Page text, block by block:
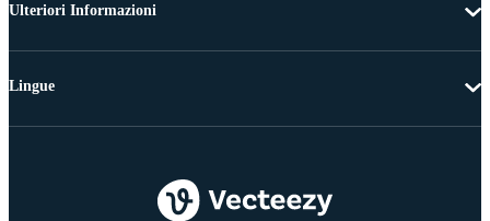
Ulteriori Informazioni
Lingue